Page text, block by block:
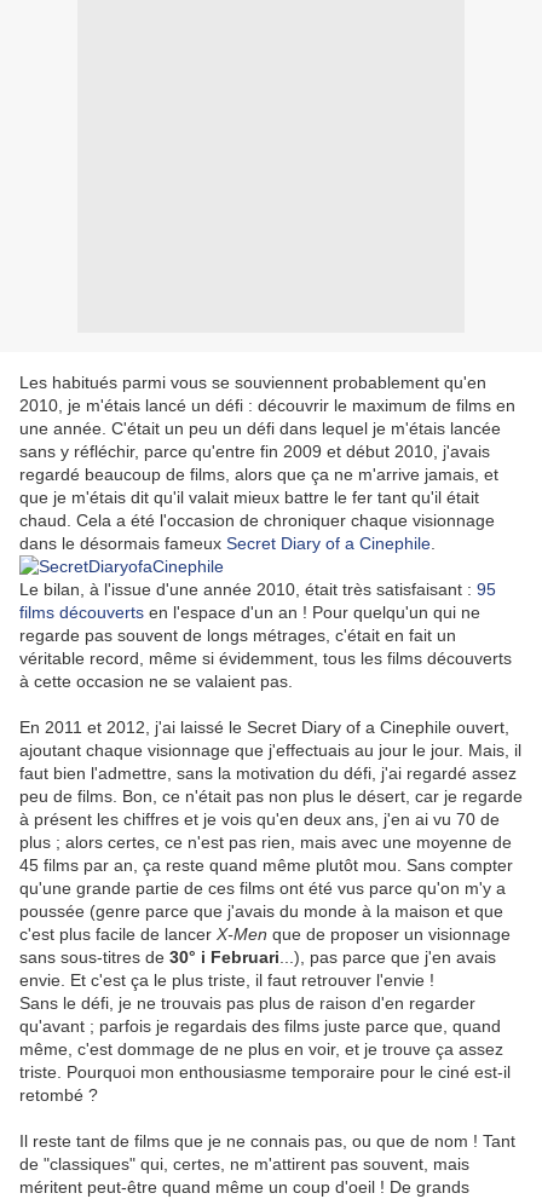
Les habitués parmi vous se souviennent probablement qu'en
2010, je m'étais lancé un défi : découvrir le maximum de films en
une année. C'était un peu un défi dans lequel je m'étais lancée
sans y réfléchir, parce qu'entre fin 2009 et début 2010, j'avais
regardé beaucoup de films, alors que ça ne m'arrive jamais, et
que je m'étais dit qu'il valait mieux battre le fer tant qu'il était
chaud. Cela a été l'occasion de chroniquer chaque visionnage
dans le désormais fameux Secret Diary of a Cinephile
Le bilan, à l'issue d'une année 2010, était très satisfaisant : 95
films découverts en l'espace d'un an ! Pour quelqu'un qui ne
regarde pas souvent de longs métrages, c'était en fait un
véritable record, même si évidemment, tous les films découverts
à cette occasion ne se valaient pas.
En 2011 et 2012, j'ai laissé le Secret Diary of a Cinephile ouvert,
ajoutant chaque visionnage que j'effectuais au jour le jour. Mais, il
faut bien l'admettre, sans la motivation du défi, j'ai regardé assez
peu de films. Bon, ce n'était pas non plus le désert, car je regarde
à présent les chiffres et je vois qu'en deux ans, j'en ai vu 70 de
plus ; alors certes, ce n'est pas rien, mais avec une moyenne de
45 films par an, ça reste quand même plutôt mou. Sans compter
qu'une grande partie de ces films ont été vus parce qu'on m'y a
poussée (genre parce que j'avais du monde à la maison et que
c'est plus facile de lancer X-Men que de proposer un visionnage
sans sous-titres de 30° i Februari ...), pas parce que j'en avais
envie. Et c'est ça le plus triste, il faut retrouver l'envie !
Sans le défi, je ne trouvais pas plus de raison d'en regarder
qu'avant ; parfois je regardais des films juste parce que, quand
même, c'est dommage de ne plus en voir, et je trouve ça assez
triste. Pourquoi mon enthousiasme temporaire pour le ciné est-il
retombé ?
Il reste tant de films que je ne connais pas, ou que de nom ! Tant
de "classiques" qui, certes, ne m'attirent pas souvent, mais
méritent peut-être quand même un coup d'oeil ! De grands